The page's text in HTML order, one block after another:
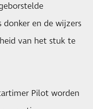
en de wijzers
van het stuk te
Pilot worden